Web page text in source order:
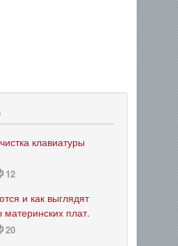
клавиатуры
12
и как выглядят
плат.
20